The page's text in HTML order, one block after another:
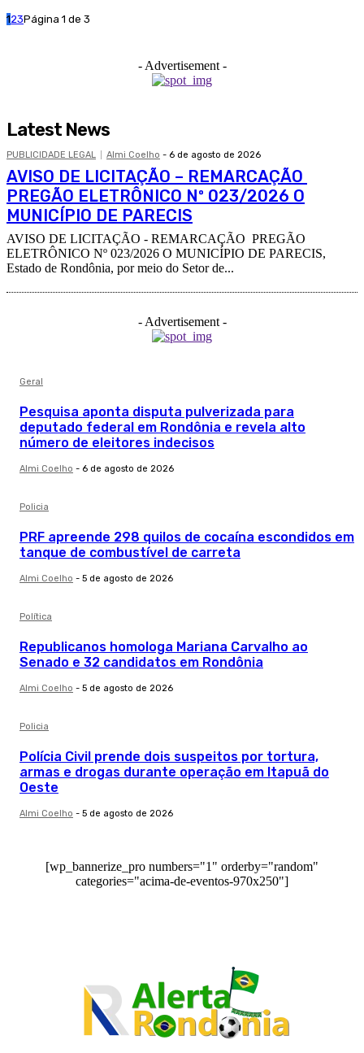
123Página 1 de 3
- Advertisement -
Latest News
PUBLICIDADE LEGAL Almi Coelho - 6 de agosto de 2026
AVISO DE LICITAÇÃO – REMARCAÇÃO
PREGÃO ELETRÔNICO Nº 023/2026 O
MUNICÍPIO DE PARECIS
AVISO DE LICITAÇÃO - REMARCAÇÃO PREGÃO
ELETRÔNICO Nº 023/2026 O MUNICÍPIO DE PARECIS,
Estado de Rondônia, por meio do Setor de...
- Advertisement -
Geral
Pesquisa aponta disputa pulverizada para
deputado federal em Rondônia e revela alto
número de eleitores indecisos
Almi Coelho - 6 de agosto de 2026
Policia
PRF apreende 298 quilos de cocaína escondidos em
tanque de combustível de carreta
Almi Coelho - 5 de agosto de 2026
Política
Republicanos homologa Mariana Carvalho ao
Senado e 32 candidatos em Rondônia
Almi Coelho - 5 de agosto de 2026
Policia
Polícia Civil prende dois suspeitos por tortura,
armas e drogas durante operação em Itapuã do
Oeste
Almi Coelho - 5 de agosto de 2026
[wp_bannerize_pro numbers="1" orderby="random"
categories="acima-de-eventos-970x250"]